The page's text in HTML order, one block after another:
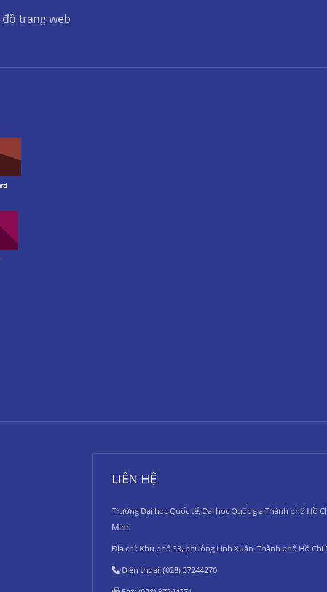
đồ trang web
LIÊN HỆ
Trường Đại học Quốc tế, Đại học Quốc gia Thành phố Hồ
Minh
Địa chỉ: Khu phố 33, phường Linh Xuân, Thành phố Hồ Chí
Điện thoại: (028) 37244270